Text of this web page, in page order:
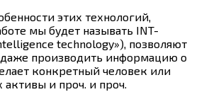
этих технологий,
мы будет называть INT-
technology»), позволяют
даже производить информацию о
конкретный человек или
и проч. и проч.